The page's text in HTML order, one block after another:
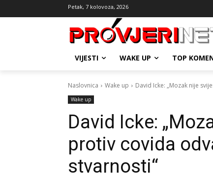
Petak, 7 kolovoza, 2026
VIJESTI WAKE UP TOP
Naslovnica Wake up David Icke: „Mozak nije
Wake up
David Icke:
protiv covida
stvarnosti“